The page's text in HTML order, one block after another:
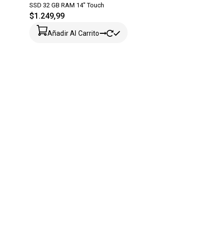
SSD 32 GB RAM 14″ Touch
$1.249,99
Añadir Al Carrito